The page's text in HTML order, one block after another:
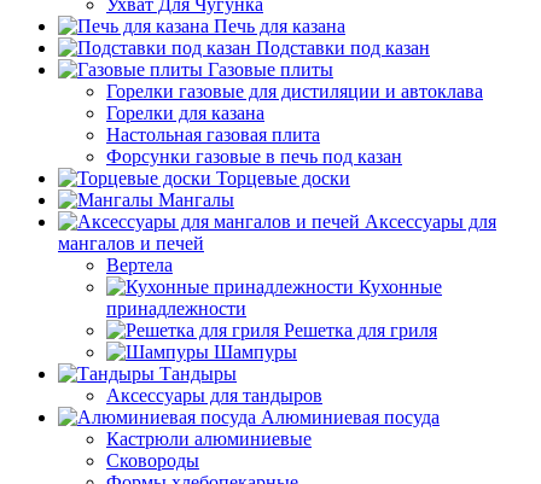
Ухват Для Чугунка
Печь для казана
Подставки под казан
Газовые плиты
Горелки газовые для дистиляции и автоклава
Горелки для казана
Настольная газовая плита
Форсунки газовые в печь под казан
Торцевые доски
Мангалы
Аксессуары для
мангалов и печей
Вертела
Кухонные
принадлежности
Решетка для гриля
Шампуры
Тандыры
Аксессуары для тандыров
Алюминиевая посуда
Кастрюли алюминиевые
Сковороды